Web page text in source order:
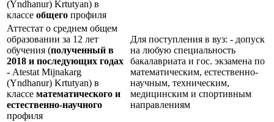
(Yndhanur) Krtutyan) в
классе общего профиля
Аттестат о среднем общем
образовании за 12 лет
обучения (полученный в
2018 и последующих годах
- Atestat Mijnakarg
(Yndhanur) Krtutyan) в
классе математического и
естественно-научного
профиля
Для поступления в вуз: - допуск
на любую специальность
бакалавриата и гос. экзамена по
математическим, естественно-
научным, техническим,
медицинским и спортивным
направлениям